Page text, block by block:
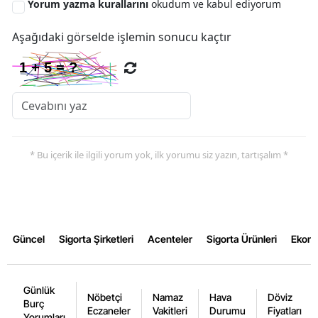
Yorum yazma kurallarını okudum ve kabul ediyorum
Aşağıdaki görselde işlemin sonucu kaçtır
* Bu içerik ile ilgili yorum yok, ilk yorumu siz yazın, tartışalım *
Güncel Sigorta Şirketleri Acenteler Sigorta Ürünleri
Günlük
Burç
Nöbetçi
Eczaneler
Namaz
Vakitleri
Hava
Durumu
Döviz
Fiyatları